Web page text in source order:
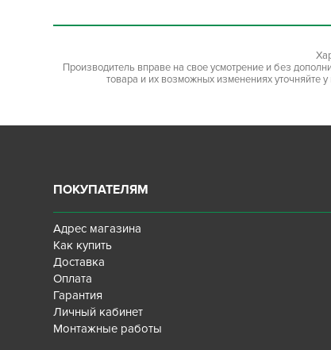
Производитель вправе на свое усмотрение и без
товара и их возможных изменениях уточняйте
ПОКУПАТЕЛЯМ
Адрес магазина
Как купить
Доставка
Оплата
Гарантия
Личный кабинет
Монтажные работы